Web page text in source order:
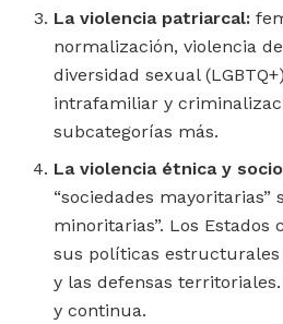
La violencia patriarcal:
normalización, violencia
diversidad sexual
intrafamiliar y
subcategorías más.
La violencia étnica y
“sociedades mayoritarias”
minoritarias”. ⁠Los Estados
sus políticas estructurales
y las defensas
y continua.